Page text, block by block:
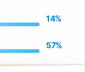
14%
57%